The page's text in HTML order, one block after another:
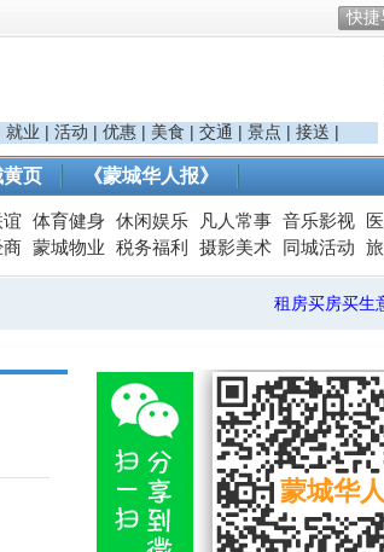
快捷
就业 | 活动 | 优惠 | 美食 | 交通 | 景点 | 接送 |
页 《蒙城华人报》
谊 体育健身 休闲娱乐 凡人常事 音乐影视
商 蒙城物业 税务福利 摄影美术 同城活动
租房买房买生